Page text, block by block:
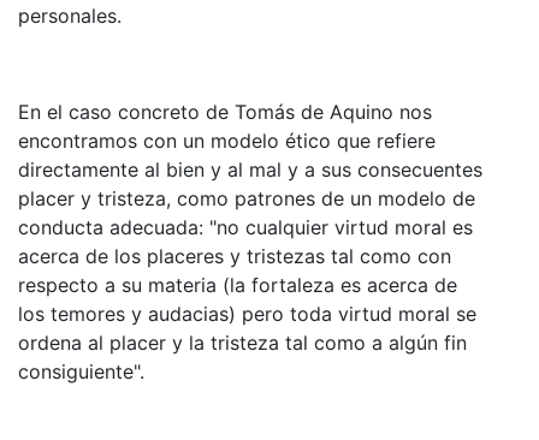
personales.
En el caso concreto de Tomás de Aquino nos
encontramos con un modelo ético que refiere
directamente al bien y al mal y a sus consecuentes
placer y tristeza, como patrones de un modelo de
conducta adecuada: "no cualquier virtud moral es
acerca de los placeres y tristezas tal como con
respecto a su materia (la fortaleza es acerca de
los temores y audacias) pero toda virtud moral se
ordena al placer y la tristeza tal como a algún fin
consiguiente".